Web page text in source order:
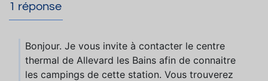
1 réponse
Bonjour. Je vous invite à contacter le centre
thermal de Allevard les Bains afin de connaitre
les campings de cette station. Vous trouverez